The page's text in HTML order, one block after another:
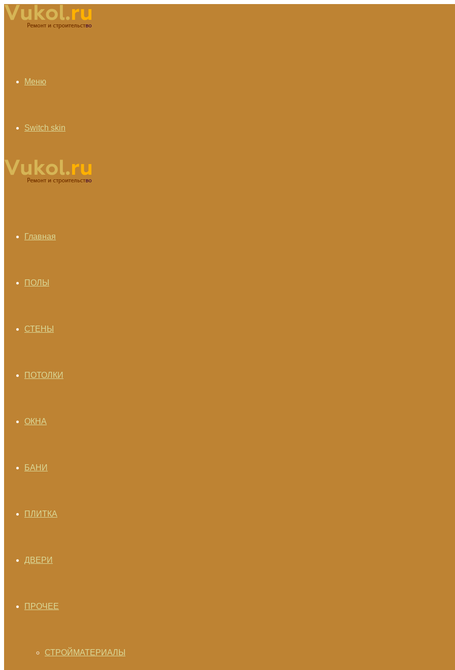
Меню
Switch skin
Главная
ПОЛЫ
СТЕНЫ
ПОТОЛКИ
ОКНА
БАНИ
ПЛИТКА
ДВЕРИ
ПРОЧЕЕ
СТРОЙМАТЕРИАЛЫ